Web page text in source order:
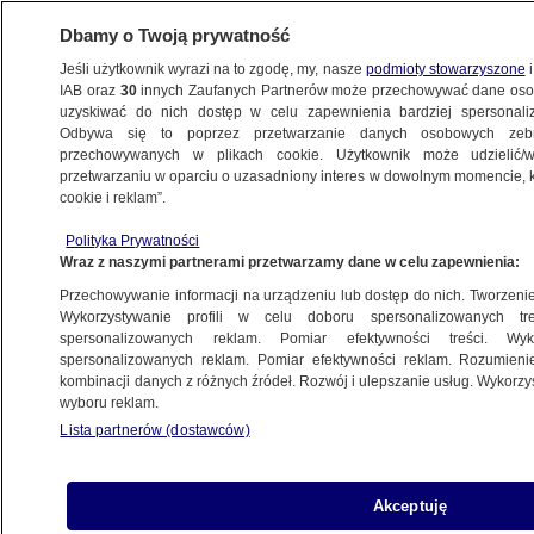
Rowerem od morza do Tatr na rzecz
Dbamy o Twoją prywatność
Jeśli użytkownik wyrazi na to zgodę, my, nasze podmioty stowarzyszone
IAB oraz 30innych Zaufanych Partnerów może przechowywać dane
uzyskiwać do nich dostęp w celu zapewnienia bardziej
Odbywa się to poprzez przetwarzanie danych osobowych
przechowywanych w plikach cookie. Użytkownik może
przetwarzaniu w oparciu o uzasadniony interes w dowolnym momencie,
cookie i reklam”.
Polityka Prywatności
Wraz z naszymi partnerami przetwarzamy dane w celu zapewnienia:
Przechowywanie informacji na urządzeniu lub dostęp do nich.
Wykorzystywanie profili w celu doboru spersonalizowanych
spersonalizowanych reklam. Pomiar efektywności treści.
spersonalizowanych reklam. Pomiar efektywności reklam.
kombinacji danych z różnych źródeł. Rozwój i ulepszanie usług.
wyboru reklam.
Lista partnerów (dostawców)
Akceptuję